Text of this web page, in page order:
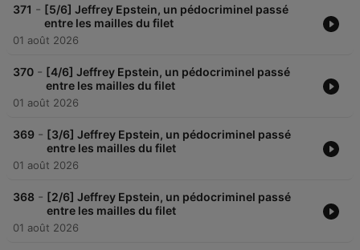
371 - [5/6] Jeffrey Epstein, un pédocriminel passé
entre les mailles du filet
01 août 2026
370 - [4/6] Jeffrey Epstein, un pédocriminel passé
entre les mailles du filet
01 août 2026
369 - [3/6] Jeffrey Epstein, un pédocriminel passé
entre les mailles du filet
01 août 2026
368 - [2/6] Jeffrey Epstein, un pédocriminel passé
entre les mailles du filet
01 août 2026